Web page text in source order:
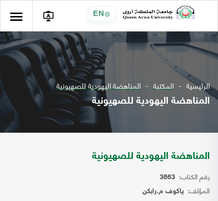
EN
الرئيسية المكتبة المناهضة اليهودية للصهيونية
المناهضة اليهودية للصهيونية
المناهضة اليهودية للصهيونية
رقم الكتاب: 3663
المؤلف: ياكوف م.رابكن